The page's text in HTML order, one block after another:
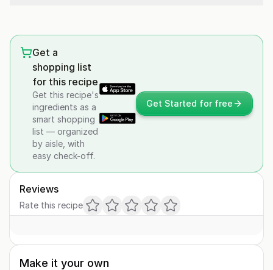
Get a
shopping list
for this recipe
Get this recipe's
ingredients as a
smart shopping
list — organized
by aisle, with
easy check-off.
Get Started for free
Reviews
Rate this recipe
Make it your own